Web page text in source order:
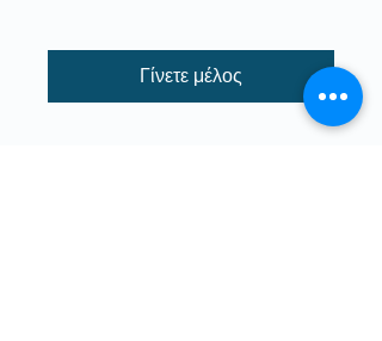
Γίνετε μέλος